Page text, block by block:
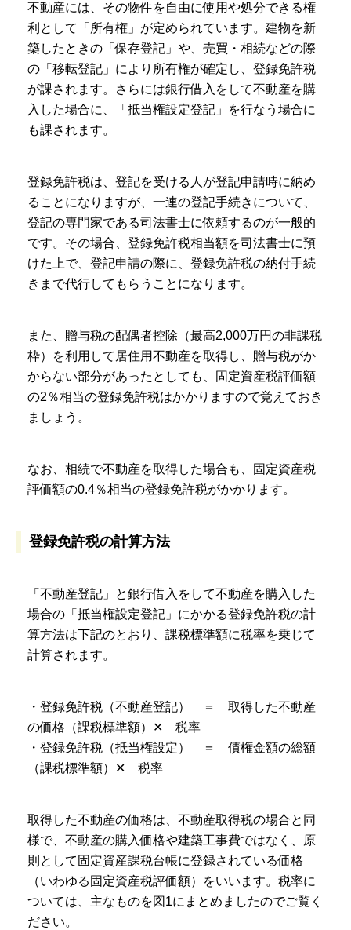
不動産には、その物件を自由に使用や処分できる権
利として「所有権」が定められています。建物を新
築したときの「保存登記」や、売買・相続などの際
の「移転登記」により所有権が確定し、登録免許税
が課されます。さらには銀行借入をして不動産を購
入した場合に、「抵当権設定登記」を行なう場合に
も課されます。
登録免許税は、登記を受ける人が登記申請時に納め
ることになりますが、一連の登記手続きについて、
登記の専門家である司法書士に依頼するのが一般的
です。その場合、登録免許税相当額を司法書士に預
けた上で、登記申請の際に、登録免許税の納付手続
きまで代行してもらうことになります。
また、贈与税の配偶者控除（最高2,000万円の非課税
枠）を利用して居住用不動産を取得し、贈与税がか
からない部分があったとしても、固定資産税評価額
の2％相当の登録免許税はかかりますので覚えておき
ましょう。
なお、相続で不動産を取得した場合も、固定資産税
評価額の0.4％相当の登録免許税がかかります。
登録免許税の計算方法
「不動産登記」と銀行借入をして不動産を購入した
場合の「抵当権設定登記」にかかる登録免許税の計
算方法は下記のとおり、課税標準額に税率を乗じて
計算されます。
・登録免許税（不動産登記） ＝ 取得した不動産
の価格（課税標準額）✕ 税率
・登録免許税（抵当権設定） ＝ 債権金額の総額
（課税標準額）✕ 税率
取得した不動産の価格は、不動産取得税の場合と同
様で、不動産の購入価格や建築工事費ではなく、原
則として固定資産課税台帳に登録されている価格
（いわゆる固定資産税評価額）をいいます。税率に
ついては、主なものを図1にまとめましたのでご覧く
ださい。